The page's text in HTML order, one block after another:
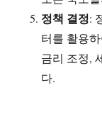
정책 결정:
터를 활용
금리 조정,
다.